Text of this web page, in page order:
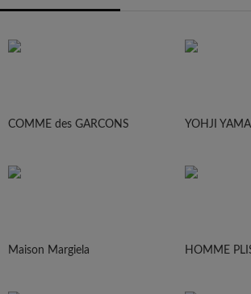
COMME des GARCONS YOHJI
Maison Margiela HOMME